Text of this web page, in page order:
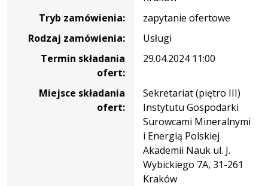
Tryb zamówienia:
zapytanie ofertowe
Rodzaj zamówienia:
Usługi
Termin składania
ofert:
29.04.2024 11:00
Miejsce składania
ofert:
Sekretariat (piętro III)
Instytutu Gospodarki
Surowcami Mineralnymi
i Energią Polskiej
Akademii Nauk ul. J.
Wybickiego 7A, 31-261
Kraków